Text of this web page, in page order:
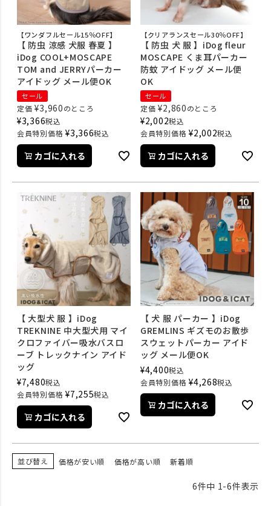
【ワンダフルセール15％OFF】
【 防虫 涼感 犬服 春夏 】
iDog COOL+MOSCAPE
TOM and JERRYパーカー
アイドッグ メール便OK
セール
定価 ¥3,960のところ
¥3,366税込
会員特別価格 ¥3,366税込
カゴに入れる
【クリアランスセール30％OFF】
【 防虫 犬 服 】iDog fleur
MOSCAPE くま耳パーカー
防蚊 アイドッグ メール便
OK
セール
定価 ¥2,860のところ
¥2,002税込
会員特別価格 ¥2,002税込
カゴに入れる
【 大型犬 服 】iDog
TREKNINE 中大型犬用 マイ
クロファイバー吸水バスロ
ーブ トレックナイン アイド
ッグ
¥7,480税込
会員特別価格 ¥7,255税込
カゴに入れる
【 犬 服 パーカー 】iDog
GREMLINS ギズモのお散歩
スウェットパーカー アイド
ッグ メール便OK
¥4,400税込
会員特別価格 ¥4,268税込
カゴに入れる
並び替え 価格が安い順 価格が高い順 新着順
6件中 1-6件表示